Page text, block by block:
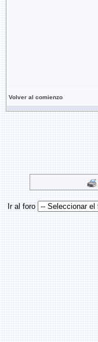
Volver al comienzo
Ir al foro